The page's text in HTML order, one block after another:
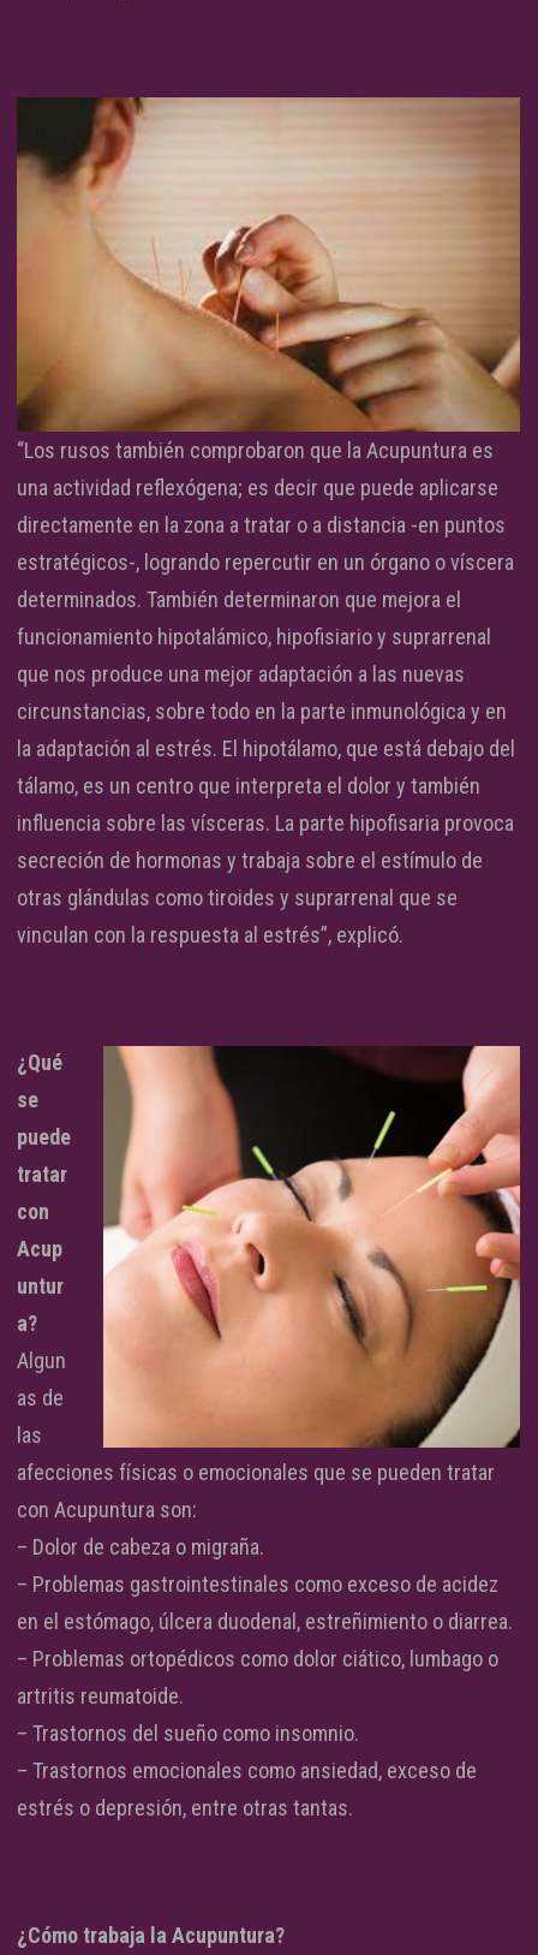
“Los rusos también comprobaron que la Acupuntura es
una actividad reflexógena; es decir que puede aplicarse
directamente en la zona a tratar o a distancia -en puntos
estratégicos-, logrando repercutir en un órgano o víscera
determinados. También determinaron que mejora el
funcionamiento hipotalámico, hipofisiario y suprarrenal
que nos produce una mejor adaptación a las nuevas
circunstancias, sobre todo en la parte inmunológica y en
la adaptación al estrés. El hipotálamo, que está debajo del
tálamo, es un centro que interpreta el dolor y también
influencia sobre las vísceras. La parte hipofisaria provoca
secreción de hormonas y trabaja sobre el estímulo de
otras glándulas como tiroides y suprarrenal que se
vinculan con la respuesta al estrés”, explicó.
¿Qué
se
puede
tratar
con
Acup
untur
a?
Algun
as de
las
afecciones físicas o emocionales que se pueden tratar
con Acupuntura son:
– Dolor de cabeza o migraña.
– Problemas gastrointestinales como exceso de acidez
en el estómago, úlcera duodenal, estreñimiento o diarrea.
– Problemas ortopédicos como dolor ciático, lumbago o
artritis reumatoide.
– Trastornos del sueño como insomnio.
– Trastornos emocionales como ansiedad, exceso de
estrés o depresión, entre otras tantas.
¿Cómo trabaja la Acupuntura?